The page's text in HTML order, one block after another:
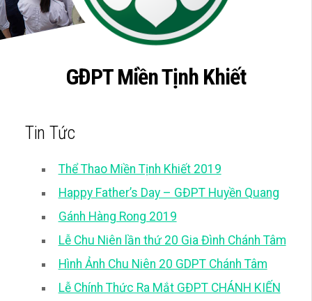
GĐPT Miền Tịnh Khiết
Tin Tức
Thể Thao Miền Tịnh Khiết 2019
Happy Father’s Day – GĐPT Huyền Quang
Gánh Hàng Rong 2019
Lễ Chu Niên lần thứ 20 Gia Đình Chánh Tâm
Hình Ảnh Chu Niên 20 GDPT Chánh Tâm
Lễ Chính Thức Ra Mắt GĐPT CHÁNH KIẾN